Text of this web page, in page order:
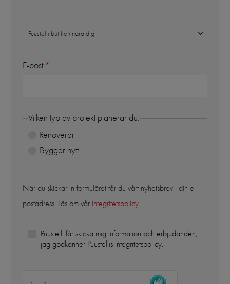
Puustelli butiken nära dig
E-post
Vilken typ av projekt planerar du:
Renoverar
Bygger nytt
När du skickar in formuläret får du vårt nyhetsbrev i din e-
postadress. Läs om vår integritetspolicy
Puustelli får skicka mig information och erbjudanden,
jag godkänner Puustellis integritetspolicy.